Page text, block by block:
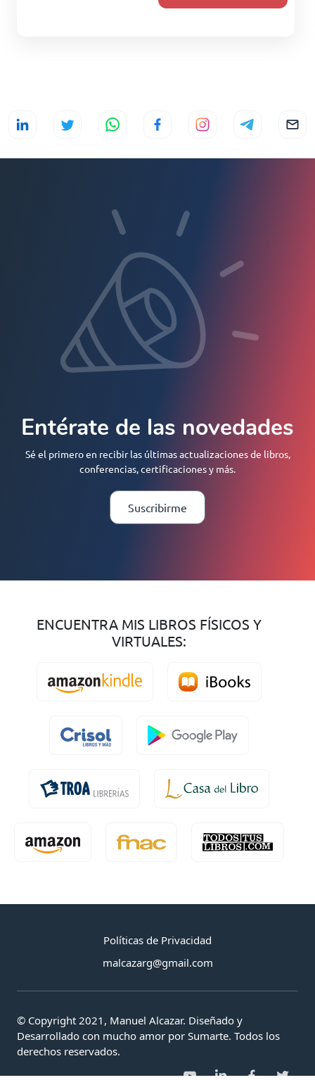
Entérate de las novedades
Sé el primero en recibir las últimas actualizaciones de libros,
conferencias, certificaciones y más.
Suscribirme
ENCUENTRA MIS LIBROS FÍSICOS Y
VIRTUALES:
Políticas de Privacidad
malcazarg@gmail.com
© Copyright 2021, Manuel Alcazar. Diseñado y
Desarrollado con mucho amor por Sumarte. Todos los
derechos reservados.